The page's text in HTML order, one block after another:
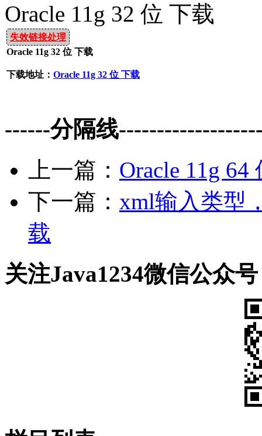
Oracle 11g 32 位 下载
失效链接处理
Oracle 11g 32 位 下载
下载地址： Oracle 11g 32 位 下载
------分隔线
上一篇： Oracle 11g 64
下一篇： xml输入类型
载
关注Java1234微信公众号